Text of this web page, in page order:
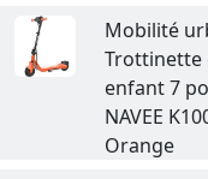
Mobilité
Trottinette
enfant 7
NAVEE
Orange